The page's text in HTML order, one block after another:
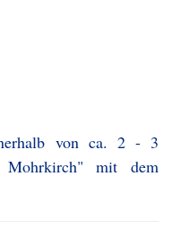
von ca. 2 - 3
Mohrkirch" mit dem